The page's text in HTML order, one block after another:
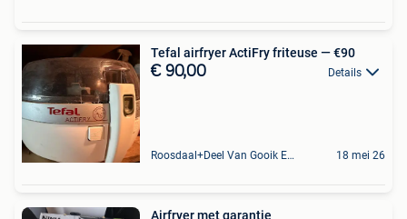
Tefal airfryer ActiFry friteuse — €90
€ 90,00 Details
Roosdaal+Deel Van Gooik En Sint-Kwintens-Lennik 18 mei 26
Airfryer met garantie